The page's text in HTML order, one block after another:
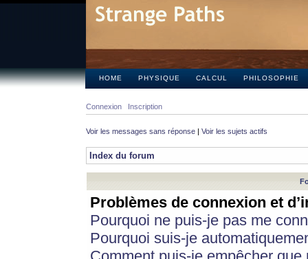
HOME PHYSIQUE CALCUL PHILOSOPHIE
Connexion Inscription
Voir les messages sans réponse | Voir les sujets actifs
Index du forum
Problèmes de connexion et
Pourquoi ne puis-je pas me
Pourquoi suis-je